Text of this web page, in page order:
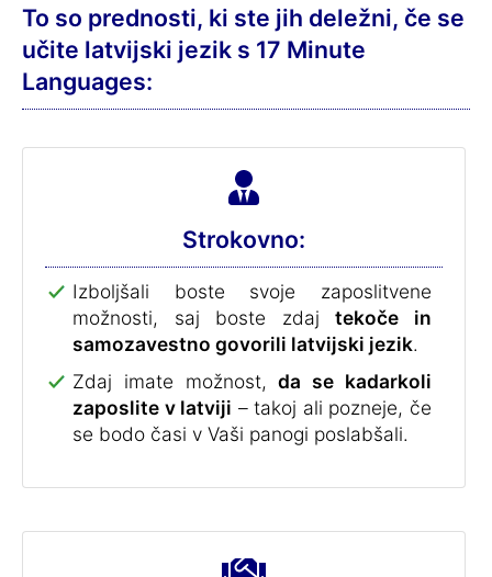
To so prednosti, ki ste jih deležni, če se
učite latvijski jezik s 17 Minute
Languages:
Strokovno:
Izboljšali boste svoje zaposlitvene
možnosti, saj boste zdajtekoče in
samozavestno govorili latvijski jezik.
Zdaj imate možnost,da se kadarkoli
zaposlite v latviji – takoj ali pozneje, če
se bodo časi v Vaši panogi poslabšali.